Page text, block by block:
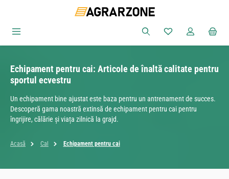
Sari la conținutul principal
Aveți 0 articole
Echipament pentru cai: Articole de înaltă calitate pentru
sportul ecvestru
Un echipament bine ajustat este baza pentru un antrenament de succes.
Descoperă gama noastră extinsă de echipament pentru cai pentru
îngrijire, călărie și viața zilnică la grajd.
Acasă Cal Echipament pentru cai